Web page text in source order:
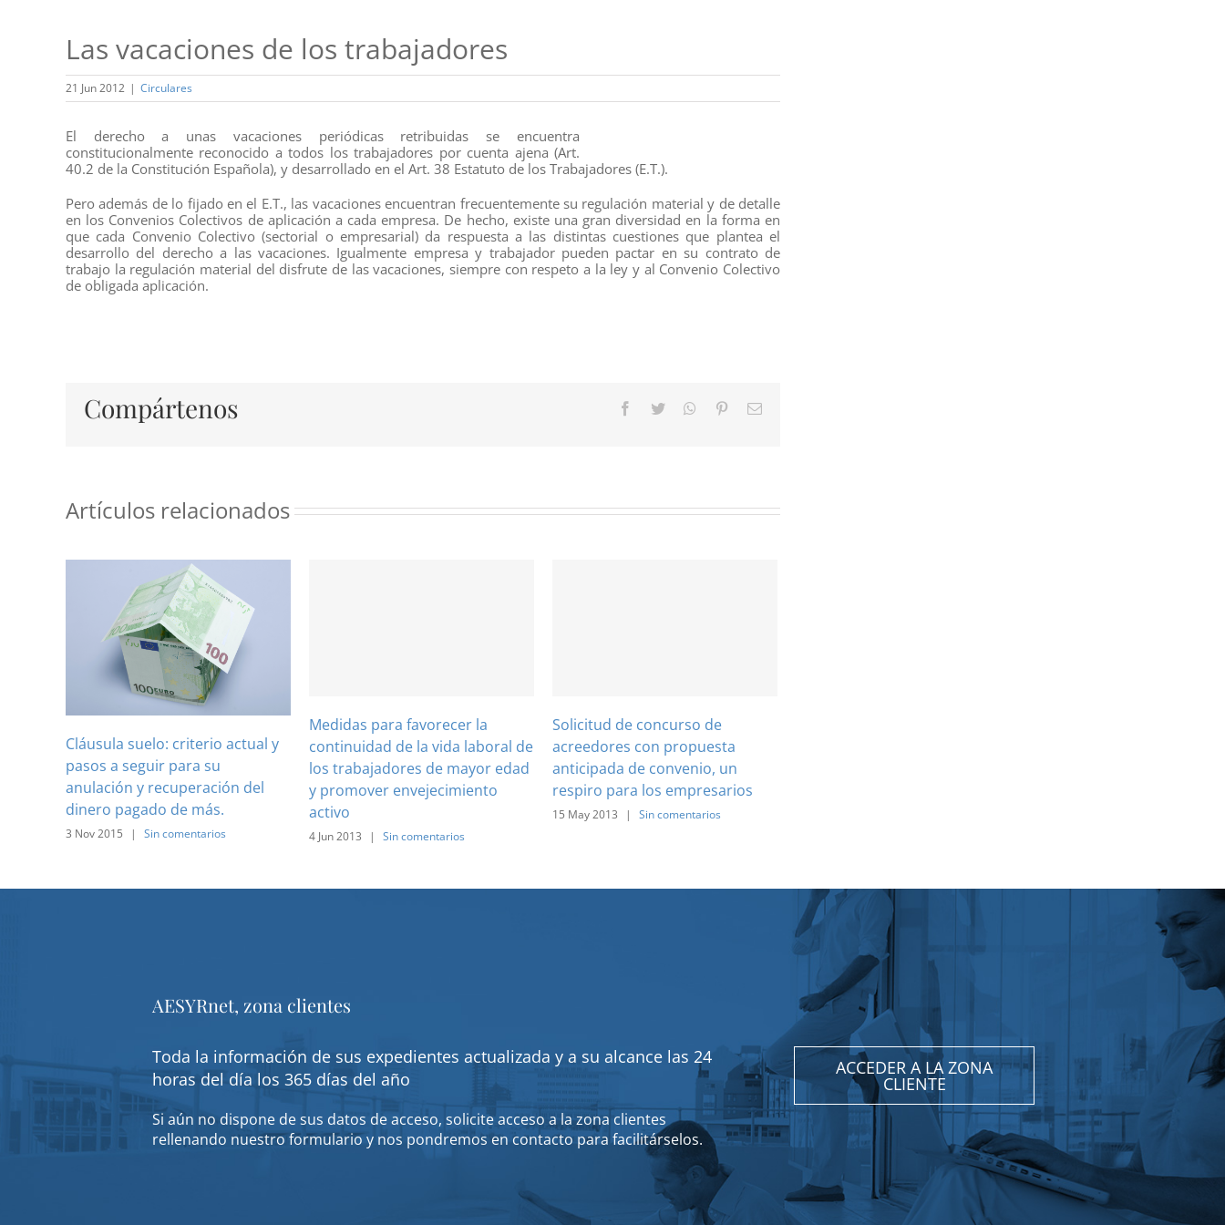
Las vacaciones de los trabajadores
21 Jun 2012 | Circulares
El derecho a unas vacaciones periódicas retribuidas se encuentra
constitucionalmente reconocido a todos los trabajadores por cuenta ajena (Art.
40.2 de la Constitución Española), y desarrollado en el Art. 38 Estatuto de los Trabajadores (E.T.).
Pero además de lo fijado en el E.T., las vacaciones encuentran frecuentemente su regulación material y de detalle
en los Convenios Colectivos de aplicación a cada empresa. De hecho, existe una gran diversidad en la forma en
que cada Convenio Colectivo (sectorial o empresarial) da respuesta a las distintas cuestiones que plantea el
desarrollo del derecho a las vacaciones. Igualmente empresa y trabajador pueden pactar en su contrato de
trabajo la regulación material del disfrute de las vacaciones, siempre con respeto a la ley y al Convenio Colectivo
de obligada aplicación.
Compártenos Facebook
TwitterWhatsApp
PinterestCorreo
Artículos relacionados
Cláusula suelo: criterio actual y
pasos a seguir para su
anulación y recuperación del
dinero pagado de más.
3 Nov 2015 | Sin comentarios
Medidas para favorecer la
continuidad de la vida laboral de
los trabajadores de mayor edad
y promover envejecimiento
activo
4 Jun 2013 | Sin comentarios
Solicitud de concurso de
acreedores con propuesta
anticipada de convenio, un
respiro para los empresarios
15 May 2013 | Sin comentarios
AESYRnet, zona clientes
Toda la información de sus expedientes actualizada y a su alcance las 24
horas del día los 365 días del año
Si aún no dispone de sus datos de acceso, solicite acceso a la zona clientes
rellenando nuestro formulario y nos pondremos en contacto para facilitárselos.
ACCEDER A LA ZONA
CLIENTE